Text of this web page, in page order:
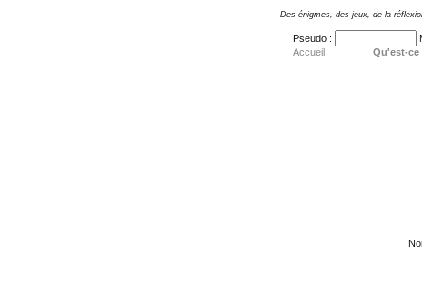
Des énigmes, des jeux, de la
Pseudo :
Accueil Qu'est-ce